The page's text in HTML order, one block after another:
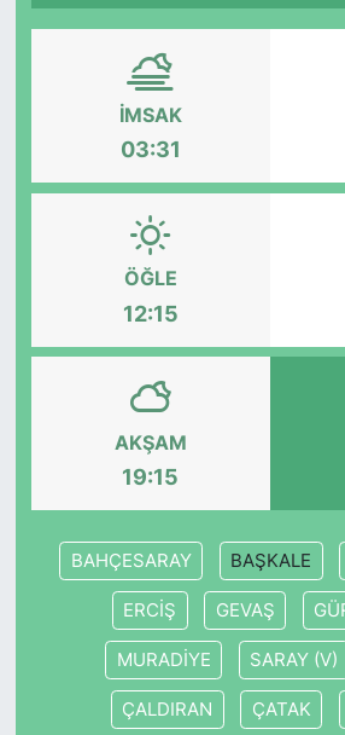
İMSAK
03:31
ÖĞLE
12:15
AKŞAM
19:15
BAHÇESARAY BAŞKALE
ERCİŞ GEVAŞ
MURADİYE SARAY (V)
ÇALDIRAN ÇATAK